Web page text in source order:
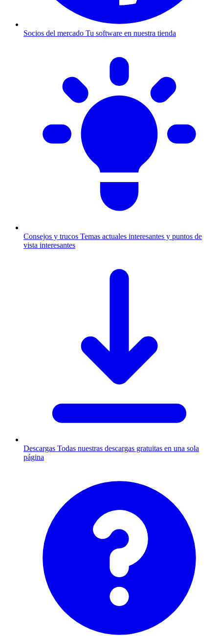
Socios del mercado Tu software en nuestra tienda
Consejos y trucos Temas actuales interesantes y puntos de
vista interesantes
Descargas Todas nuestras descargas gratuitas en una sola
página